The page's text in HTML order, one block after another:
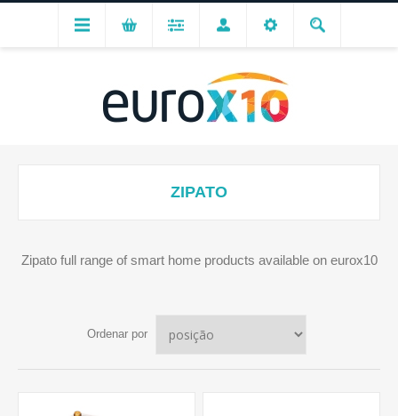
ZIPATO
Zipato full range of smart home products available on eurox10
Ordenar por